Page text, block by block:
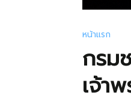
หน้าแรก
กรม
เจ้า